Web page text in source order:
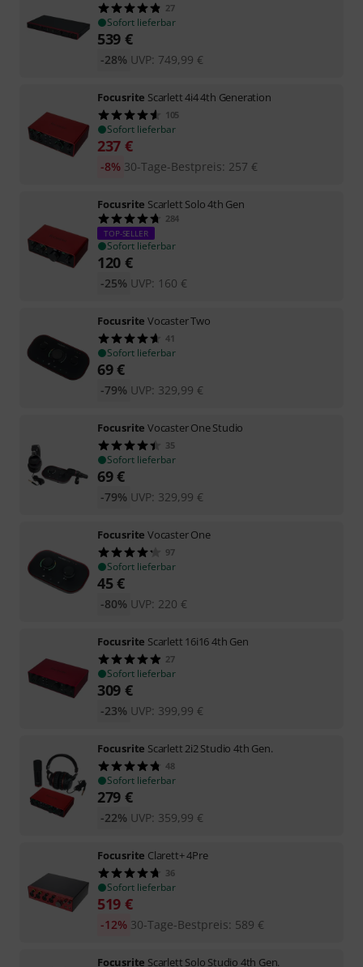
27
Sofort lieferbar
539 €
UVP: 749,99 €
-28%
Focusrite Scarlett 4i4 4th Generation
105
Sofort lieferbar
237 €
30-Tage-Bestpreis: 257 €
-8%
Focusrite Scarlett Solo 4th Gen
284
TOP-SELLER
Sofort lieferbar
120 €
UVP: 160 €
-25%
Focusrite Vocaster Two
41
Sofort lieferbar
69€
UVP: 329,99 €
-79%
Focusrite Vocaster One Studio
35
Sofort lieferbar
69€
UVP: 329,99 €
-79%
Focusrite Vocaster One
97
Sofort lieferbar
45€
UVP: 220 €
-80%
Focusrite Scarlett 16i16 4th Gen
27
Sofort lieferbar
309 €
UVP: 399,99 €
-23%
Focusrite Scarlett 2i2 Studio 4th Gen.
48
Sofort lieferbar
279 €
UVP: 359,99 €
-22%
Focusrite Clarett+ 4Pre
36
Sofort lieferbar
519 €
30-Tage-Bestpreis: 589 €
-12%
Focusrite Scarlett Solo Studio 4th Gen.